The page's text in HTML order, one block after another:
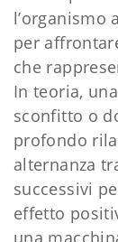
l’organismo
per
che
In teoria,
sconfitto o
profondo
alternanza
successivi
effetto
una